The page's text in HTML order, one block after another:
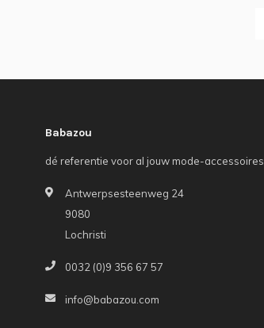
Babazou
dé referentie voor al jouw mode-accessoires
Antwerpsesteenweg 24
9080
Lochristi
0032 (0)9 356 67 57
info@babazou.com